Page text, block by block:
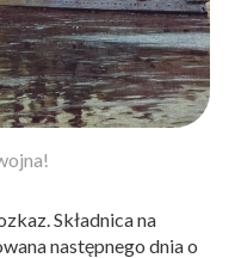
Składnica na
następnego dnia o